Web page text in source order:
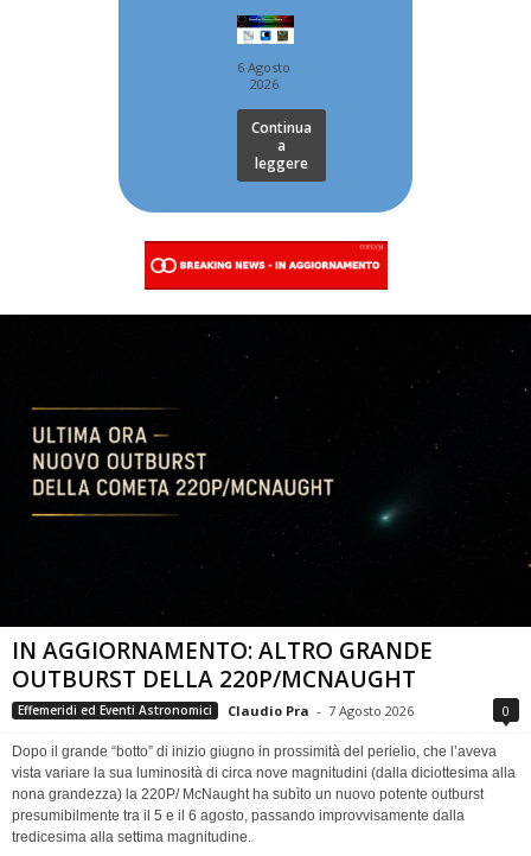
6 Agosto
2026
Continua
a
leggere
IN AGGIORNAMENTO: ALTRO GRANDE
OUTBURST DELLA 220P/MCNAUGHT
Effemeridi ed Eventi Astronomici Claudio Pra - 7 Agosto 2026 0
Dopo il grande “botto” di inizio giugno in prossimità del perielio, che l’aveva
vista variare la sua luminosità di circa nove magnitudini (dalla diciottesima alla
nona grandezza) la 220P/ McNaught ha subìto un nuovo potente outburst
presumibilmente tra il 5 e il 6 agosto, passando improvvisamente dalla
tredicesima alla settima magnitudine.